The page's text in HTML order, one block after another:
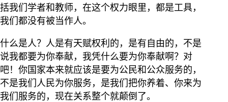
括我们学者和教师，在这个权力眼里，都是工具，
我们都没有被当作人。
什么是人？人是有天赋权利的，是有自由的，不是
说我都要为你奉献，我凭什么要为你奉献啊？对
吧！你国家本来就应该是要为公民和公众服务的，
不是我们人民为你服务，是我们把你养着、你来为
我们服务的，现在关系整个就颠倒了。